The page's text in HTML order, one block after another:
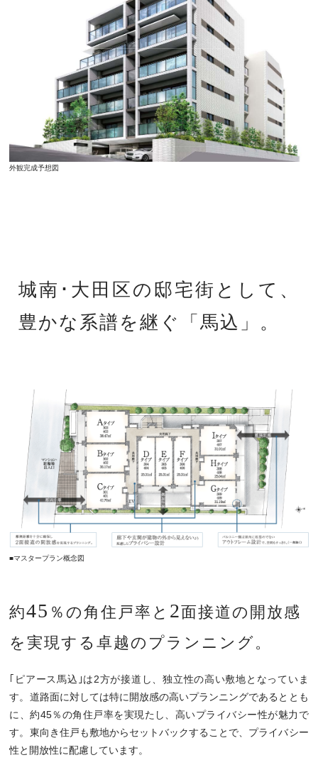
外観完成予想図
城南･大田区の邸宅街として、
豊かな系譜を継ぐ「馬込」。
■マスタープラン概念図
約45 ％の角住戸率と 2面接道の開放感
を 実現する卓越のプランニング。
｢ピアース馬込｣は2方が接道し、独立性の高い敷地となっていま
す。道路面に対しては特に開放感の高いプランニングであるととも
に、約45％の角住戸率を実現たし、高いプライバシー性が魅力で
す。東向き住戸も敷地からセットバックすることで、プライバシー
性と開放性に配慮しています。